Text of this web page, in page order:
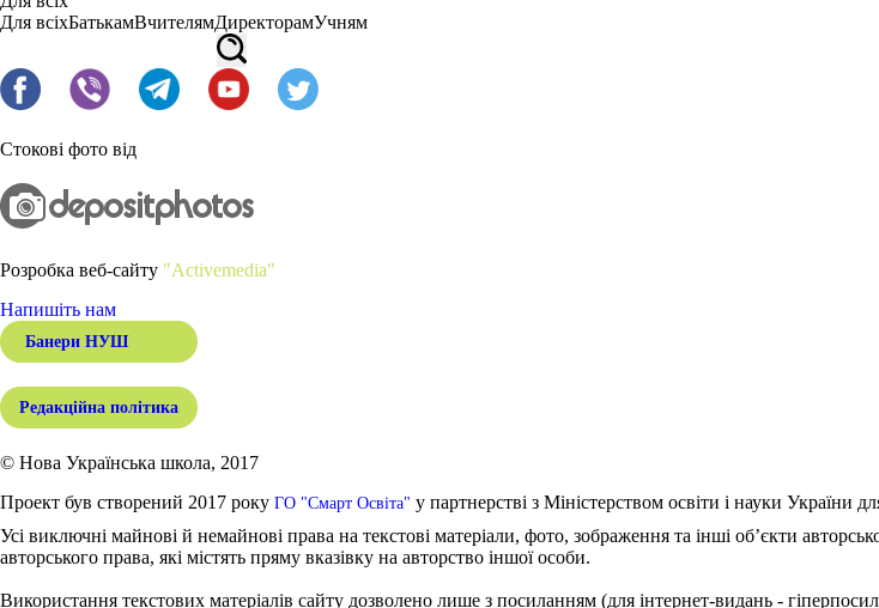
Для всіхБатькамВчителямДиректорамУчням
Стокові фото від
Розробка веб-сайту "Activemedia"
Напишіть нам
Банери НУШ
Редакційна політика
© Нова Українська школа, 2017
Проект був створений 2017 року ГО "Смарт Освіта" у партнерстві з Міністерством освіти і науки України
Усі виключні майнові й немайнові права на текстові матеріали, фото, зображення та інші об’єкти
авторського права, які містять пряму вказівку на авторство іншої особи.
Використання текстових матеріалів сайту дозволено лише з посиланням (для інтернет-видань -